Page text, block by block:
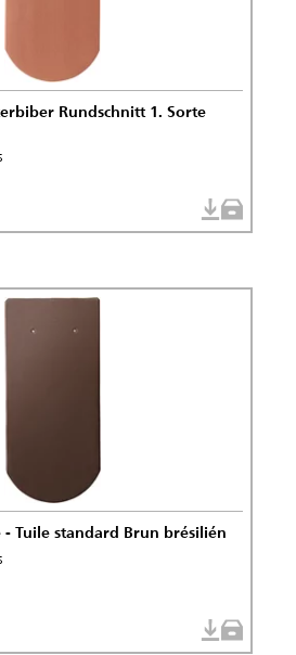
Rundschnitt 1. Sorte
- Tuile standard Brun brésilién